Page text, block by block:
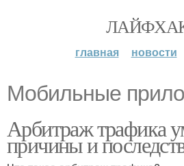
главная новости
Мобильные
Арбитраж трафика
причины и